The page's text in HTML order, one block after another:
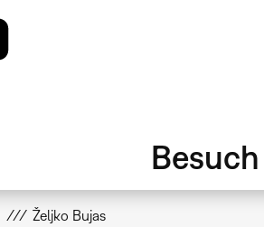
Besuch
Željko Bujas